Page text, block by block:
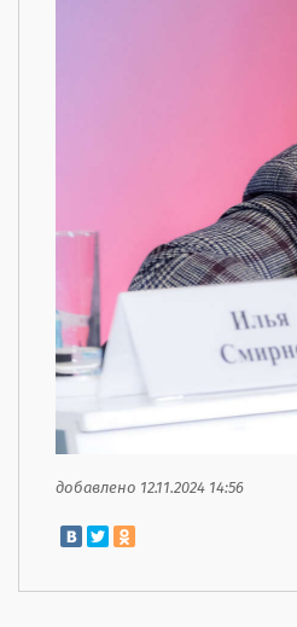
добавлено 12.11.2024 14:56